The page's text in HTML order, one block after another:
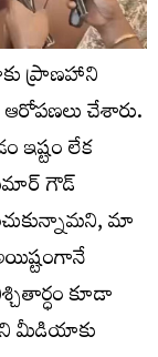
ప్రాణహాని
చేశారు.
ఇష్టం లేక
గౌడ్
మా
కూడా
మీడియాకు